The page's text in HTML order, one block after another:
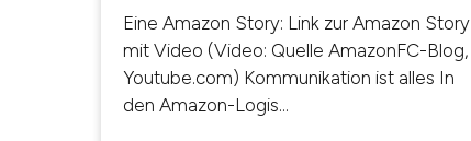
Eine Amazon Story: Link zur Amazon Story
mit Video (Video: Quelle AmazonFC-Blog,
Youtube.com) Kommunikation ist alles In
den Amazon-Logis...